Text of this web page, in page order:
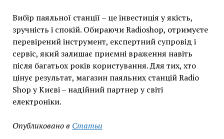
Вибір паяльної станції – це інвестиція у якість,
зручність і спокій. Обираючи Radioshop, отримуєте
перевірений інструмент, експертний супровід і
сервіс, який залишає приємні враження навіть
після багатьох років користування. Для тих, хто
цінує результат, магазин паяльних станцій Radio
Shop у Києві – надійний партнер у світі
електроніки.
Опубликовано в Статьи